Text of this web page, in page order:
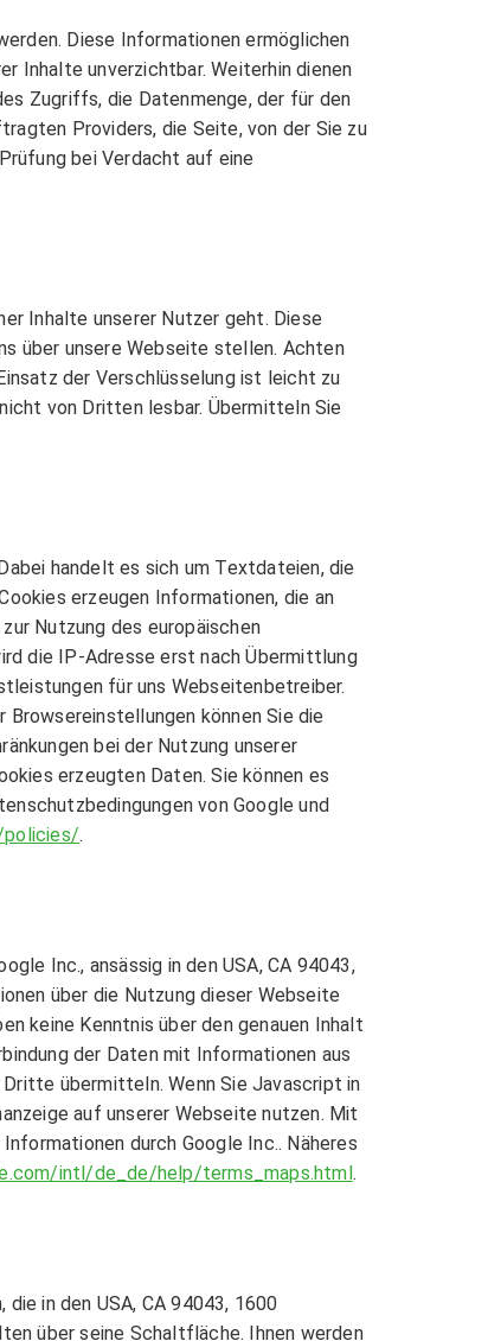
Diese Informationen ermöglichen
Inhalte unverzichtbar. Weiterhin dienen
Zugriffs, die Datenmenge, der für den
Providers, die Seite, von der Sie zu
bei Verdacht auf eine
Inhalte unserer Nutzer geht. Diese
über unsere Webseite stellen. Achten
der Verschlüsselung ist leicht zu
von Dritten lesbar. Übermitteln Sie
handelt es sich um Textdateien, die
erzeugen Informationen, die an
Nutzung des europäischen
die IP-Adresse erst nach Übermittlung
für uns Webseitenbetreiber.
können Sie die
bei der Nutzung unserer
erzeugten Daten. Sie können es
von Google und
.
Inc., ansässig in den USA, CA 94043,
über die Nutzung dieser Webseite
keine Kenntnis über den genauen Inhalt
der Daten mit Informationen aus
übermitteln. Wenn Sie Javascript in
auf unserer Webseite nutzen. Mit
durch Google Inc.. Näheres
intl/de_de/help/terms_maps.html.
in den USA, CA 94043, 1600
über seine Schaltfläche. Ihnen werden